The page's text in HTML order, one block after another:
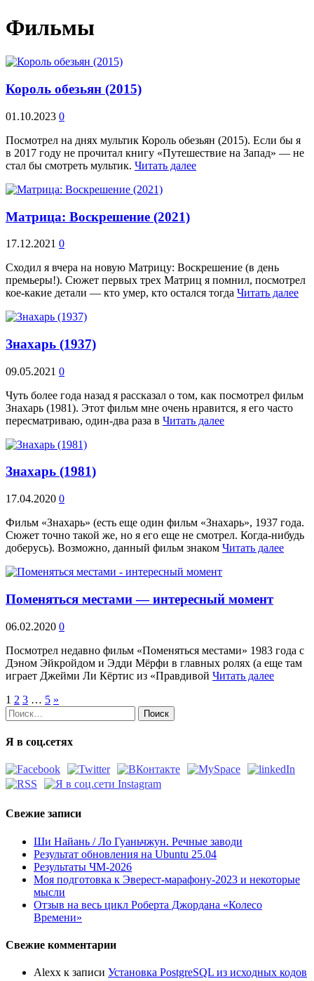
Фильмы
Король обезьян (2015)
01.10.2023 0
Посмотрел на днях мультик Король обезьян (2015). Если бы я
в 2017 году не прочитал книгу «Путешествие на Запад» — не
стал бы смотреть мультик. Читать далее
Матрица: Воскрешение (2021)
17.12.2021 0
Сходил я вчера на новую Матрицу: Воскрешение (в день
премьеры!). Сюжет первых трех Матриц я помнил, посмотрел
кое-какие детали — кто умер, кто остался тогда Читать далее
Знахарь (1937)
09.05.2021 0
Чуть более года назад я рассказал о том, как посмотрел фильм
Знахарь (1981). Этот фильм мне очень нравится, я его часто
пересматриваю, один-два раза в Читать далее
Знахарь (1981)
17.04.2020 0
Фильм «Знахарь» (есть еще один фильм «Знахарь», 1937 года.
Сюжет точно такой же, но я его еще не смотрел. Когда-нибудь
доберусь). Возможно, данный фильм знаком Читать далее
Поменяться местами — интересный момент
06.02.2020 0
Посмотрел недавно фильм «Поменяться местами» 1983 года с
Дэном Эйкройдом и Эдди Мёрфи в главных ролях (а еще там
играет Джейми Ли Кёртис из «Правдивой Читать далее
1 2 3 … 5 »
Найти:
Я в соц.сетях
Свежие записи
Ши Найань / Ло Гуаньчжун. Речные заводи
Результат обновления на Ubuntu 25.04
Результаты ЧМ-2026
Моя подготовка к Эверест-марафону-2023 и некоторые
мысли
Отзыв на весь цикл Роберта Джордана «Колесо
Времени»
Свежие комментарии
Alexx к записи Установка PostgreSQL из исходных кодов